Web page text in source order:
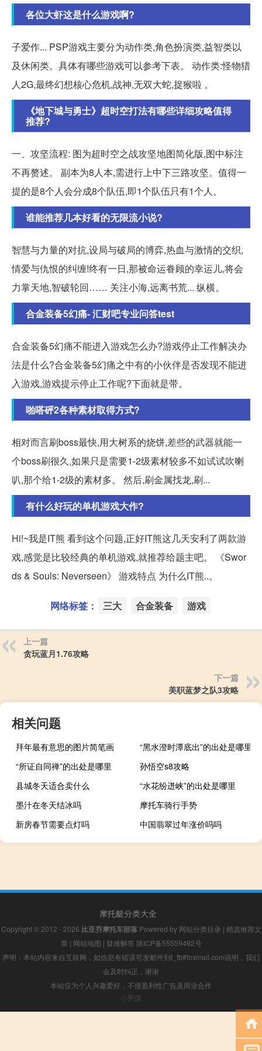
各位大虾这是什么游戏啊?
子爱作... PSP游戏主要分为动作类,角色扮演类,益智类以
及休闲类。具体有哪些游戏可以参考下表。 动作类:怪物猎
人2G,最终幻想核心危机,战神,无双大蛇,捉猴啦 。
《地下城与勇士》超时空打法有哪些详细攻略值得
推荐?
一、攻坚流程: 图为超时空之战攻坚地图简化版,图中标注
不再赘述。 副本为8人本,需进行上中下三路攻坚。值得一
提的是8个人会分成8个队伍,即1个队伍只有1个人。
谁能推荐几本好看的无限流小说?
智慧与力量的对抗,设局与破局的博弈,热血与激情的交织,
情爱与仇恨的纠缠!终有一日,那被命运眷顾的幸运儿,将会
力掌天地,智破轮回…… 关注小海,远离书荒... 纵横。
合金装备5幻痛- 汇财吧专业问答test
合金装备5幻痛不能进入游戏怎么办?游戏停止工作解决办
法是什么?合金装备5幻痛之中有的小伙伴是否发现不能进
入游戏,游戏提示停止工作呢?下面就是带。
啪嗒砰2各种素材取得方式?
相对而言刷boss最快,用大树系的烧饼,差些的武器就能一
个boss刷很久,如果只是需要1-2级素材较多不如试试吹喇
叭,那个给1-2级的素材多。 然后,刷金属找龙,刷...
有什么好玩的单机游戏大作?
Hi!~我是IT熊 看到这个问题,正好IT熊这几天安利了两款游
戏,感觉是比较经典的单机游戏,就推荐给题主吧。 《Swor
ds & Souls: Neverseen》 游戏特点 为什么IT熊..。
网络标签： 三大 合金装备 游戏
上一篇
贪玩蓝月1.76攻略
下一篇
美职蓝梦之队3攻略
相关问题
拜年最有意思的图片简笔画
“黑水澄时潭底出”的出处是哪里
“所证自同禅”的出处是哪里
孙悟空s8攻略
县城冬天适合卖什么
“水花纷迸峡”的出处是哪里
墨汁在冬天结冰吗
摩托车骑行手势
新房春节需要点灯吗
中国翡翠过年涨价吗吗
摩托艇分类大全
Copyright © 2012 - 2026 比亚乔摩托车部落Powered by 网站分类目录 | 精选推荐文
章 | 网站地图 | 疑难解答 陕ICP备55559492号
声明：本站内容来自互联网，如信息有错误可发邮件到f_fb#foxmail.com说明，我们
会及时纠正，谢谢
本站仅为个人兴趣爱好，不接盈利性广告及商业合作
小男孩